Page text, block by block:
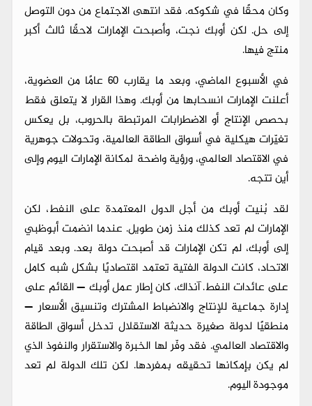
وكان محقًا في شكوكه. فقد انتهى الاجتماع من دون التوصل
إلى حل. لكن أوبك نجت، وأصبحت الإمارات لاحقًا ثالث أكبر
منتج فيها.
في الأسبوع الماضي، وبعد ما يقارب 60 عامًا من العضوية،
أعلنت الإمارات انسحابها من أوبك. وهذا القرار لا يتعلق فقط
بحصص الإنتاج أو الاضطرابات المرتبطة بالحروب، بل يعكس
تغيّرات هيكلية في أسواق الطاقة العالمية، وتحولات جوهرية
في الاقتصاد العالمي، ورؤية واضحة لمكانة الإمارات اليوم وإلى
أين تتجه.
لقد بُنيت أوبك من أجل الدول المعتمدة على النفط، لكن
الإمارات لم تعد كذلك منذ زمن طويل. عندما انضمت أبوظبي
إلى أوبك، لم تكن الإمارات قد أصبحت دولة بعد. وبعد قيام
الاتحاد، كانت الدولة الفتية تعتمد اقتصاديًا بشكل شبه كامل
على عائدات النفط. آنذاك، كان إطار عمل أوبك — القائم على
إدارة جماعية للإنتاج والانضباط المشترك وتنسيق الأسعار —
منطقيًا لدولة صغيرة حديثة الاستقلال تدخل أسواق الطاقة
والاقتصاد العالمي. فقد وفّر لها الخبرة والاستقرار والنفوذ الذي
لم يكن بإمكانها تحقيقه بمفردها. لكن تلك الدولة لم تعد
موجودة اليوم.